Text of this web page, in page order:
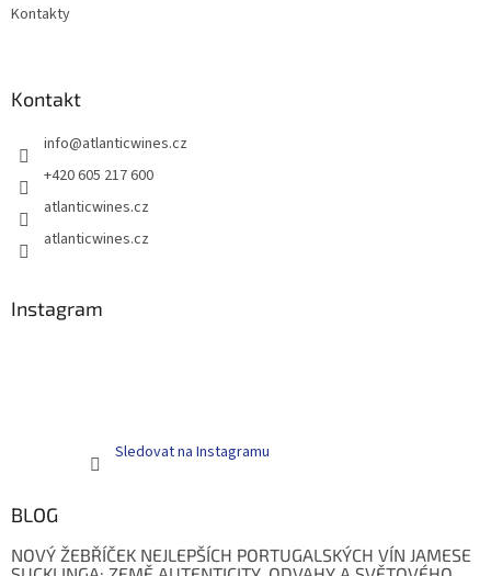
Kontakty
Kontakt
info@atlanticwines.cz
+420 605 217 600
atlanticwines.cz
atlanticwines.cz
Instagram
Sledovat na Instagramu
BLOG
NOVÝ ŽEBŘÍČEK NEJLEPŠÍCH PORTUGALSKÝCH VÍN JAMESE